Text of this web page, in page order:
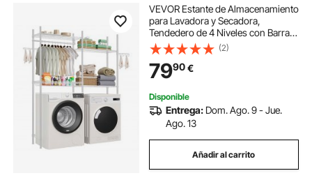
VEVOR Estante de Almacenamiento
para Lavadora y Secadora,
Tendedero de 4 Niveles con Barra y
Ganchos, Estantes Ajustables de
dos Filas para Lavadora, Ahorra
Espacio para Lavadero, Color
Blanco
(2)
7990€
Disponible
Entrega: Dom. Ago. 9 - Jue.
Ago. 13
Añadir al carrito